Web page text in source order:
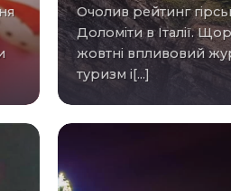
Очолив рейтинг гірський масив
Доломіти в Італії.
жовтні впливовий
туризм і[...]